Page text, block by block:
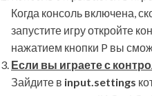
Когда консоль включена,
запустите игру откройте
нажатием кнопки P вы
Если вы играете с
Зайдите в input.settings